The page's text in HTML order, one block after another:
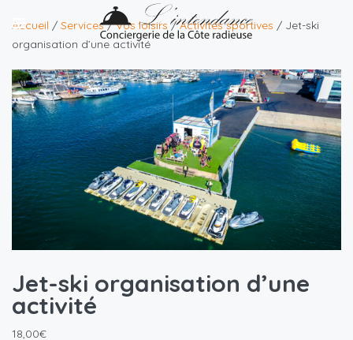
Accueil / Services/Vos loisirs /Activités sportives / Jet-ski
organisation d’une activité
Jet-ski organisation d’une
activité
18,00€